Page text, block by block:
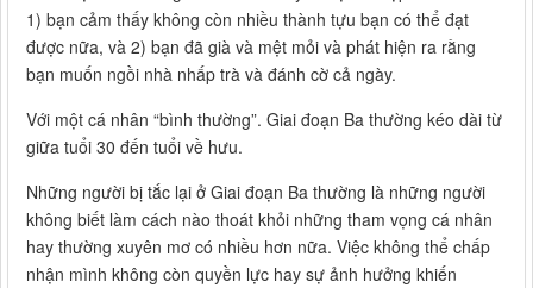
1) bạn cảm thấy không còn nhiều thành tựu bạn có thể đạt
được nữa, và 2) bạn đã già và mệt mỏi và phát hiện ra rằng
bạn muốn ngồi nhà nhấp trà và đánh cờ cả ngày.
Với một cá nhân “bình thường”. Giai đoạn Ba thường kéo dài từ
giữa tuổi 30 đến tuổi về hưu.
Những người bị tắc lại ở Giai đoạn Ba thường là những người
không biết làm cách nào thoát khỏi những tham vọng cá nhân
hay thường xuyên mơ có nhiều hơn nữa. Việc không thể chấp
nhận mình không còn quyền lực hay sự ảnh hưởng khiến